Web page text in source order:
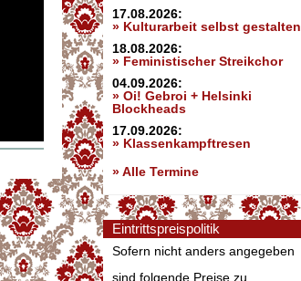
17.08.2026:
» Kulturarbeit selbst gestalten
18.08.2026:
» Feministischer Streikchor
04.09.2026:
» Oi! Gebroi + Helsinki
Blockheads
17.09.2026:
» Klassenkampftresen
» Alle Termine
Eintrittspreispolitik
Sofern nicht anders angegeben
sind folgende Preise zu